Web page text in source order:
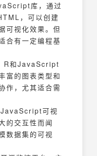
库，通过
，可以创建
可视化效果。但
合有一定编程基
R和JavaScript
富的图表类型和
作，尤其适合需
JavaScript可视
的交互性而闻
数据集的可视